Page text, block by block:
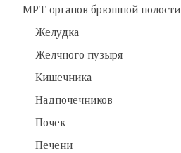
МРТ органов брюшной полости
Желудка
Желчного пузыря
Кишечника
Надпочечников
Почек
Печени